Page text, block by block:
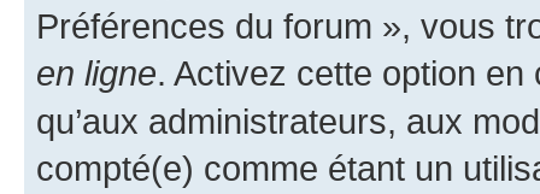
Préférences du forum », vous
en ligne. Activez cette option
qu’aux administrateurs, aux
compté(e) comme étant un